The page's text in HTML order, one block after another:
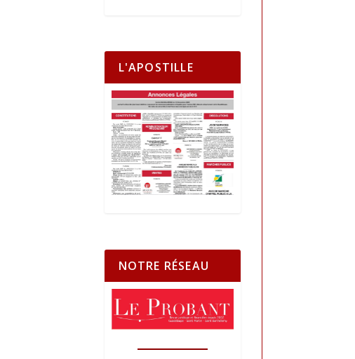
L'APOSTILLE
NOTRE RÉSEAU